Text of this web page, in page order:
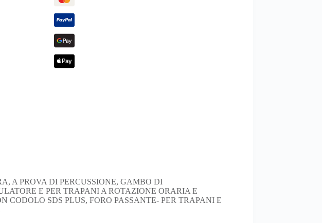
A PROVA DI PERCUSSIONE, GAMBO DI
E PER TRAPANI A ROTAZIONE ORARIA E
SDS PLUS, FORO PASSANTE- PER TRAPANI E